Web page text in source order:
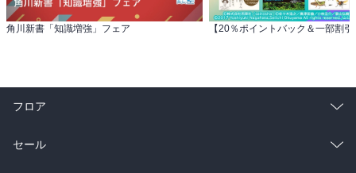
角川新書「知識増強」フェア
フロア
総合
セール